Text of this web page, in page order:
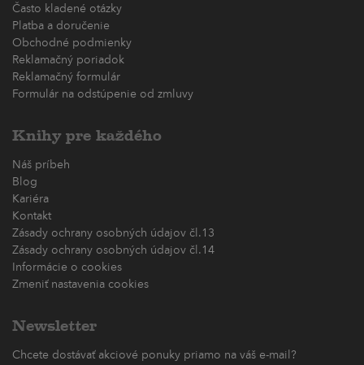
Často kladené otázky
Platba a doručenie
Obchodné podmienky
Reklamačný poriadok
Reklamačný formulár
Formulár na odstúpenie od zmluvy
Knihy pre každého
Náš príbeh
Blog
Kariéra
Kontakt
Zásady ochrany osobných údajov čl.13
Zásady ochrany osobných údajov čl.14
Informácie o cookies
Zmeniť nastavenia cookies
Newsletter
Chcete dostávať akciové ponuky priamo na váš e-mail?